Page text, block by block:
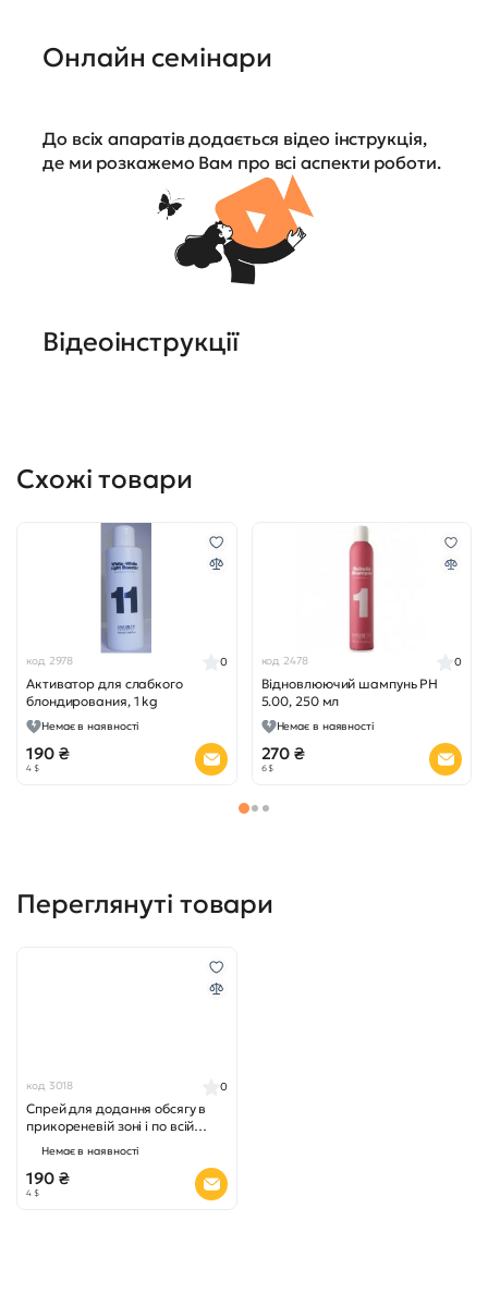
Онлайн семінари
До всіх апаратів додається відео інструкція,
де ми розкажемо Вам про всі аспекти роботи.
Відеоінструкції
Схожі товари
код 2978
Активатор для слабкого
блондирования, 1 kg
0
Немає в наявності
190 ₴
4 $
код 2478
Відновлюючий шампунь PH
5.00, 250 мл
0
Немає в наявності
270 ₴
6 $
Переглянуті товари
код 3018
Спрей для додання обсягу в
прикореневій зоні і по всій
0
Немає в наявності
190 ₴
4 $